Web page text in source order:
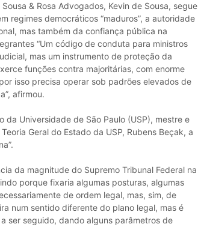
& Rosa Advogados, Kevin de Sousa, segue
regimes democráticos “maduros”, a autoridade
mas também da confiança pública na
“Um código de conduta para ministros
mas um instrumento de proteção da
funções contra majoritárias, com enorme
isso precisa operar sob padrões elevados de
afirmou.
Universidade de São Paulo (USP), mestre e
Geral do Estado da USP, Rubens Beçak, a
da magnitude do Supremo Tribunal Federal na
porque fixaria algumas posturas, algumas
de ordem legal, mas, sim, de
num sentido diferente do plano legal, mas é
ser seguido, dando alguns parâmetros de